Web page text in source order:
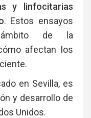
y linfocitarias
. Estos ensayos
de la
afectan los
en Sevilla, es
y desarrollo de
Unidos.